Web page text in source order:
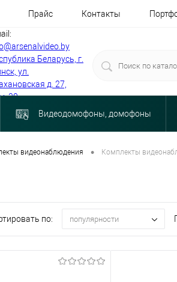
Прайс Контакты
Беларусь, г.
ул.
д. 27,
30
Видеодомофоны, домофоны
видеонаблюдения • Комплекты
по: популярности